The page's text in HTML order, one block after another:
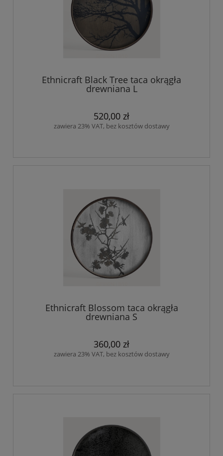
Ethnicraft Black Tree taca okrągła
drewniana L
520,00 zł
zawiera 23% VAT, bez kosztów dostawy
Ethnicraft Blossom taca okrągła
drewniana S
360,00 zł
zawiera 23% VAT, bez kosztów dostawy